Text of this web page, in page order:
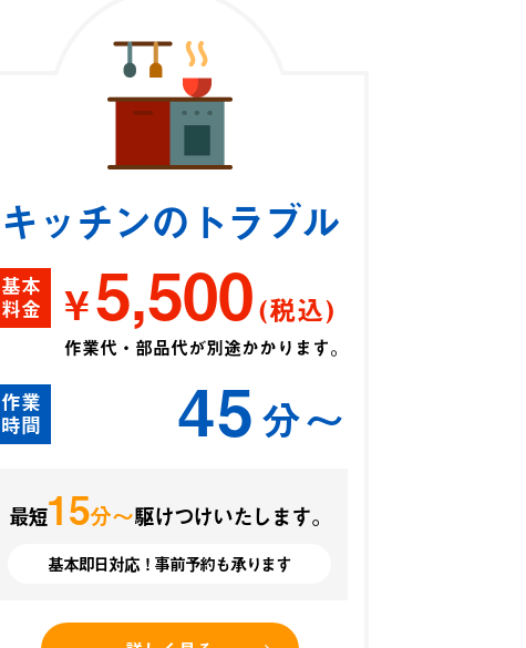
キッチンのトラブル
基本
料金 ¥5,500(税込)
作業代・部品代が別途かかります。
作業
時間 45分〜
最短15分〜駆けつけいたします。
基本即日対応！事前予約も承ります